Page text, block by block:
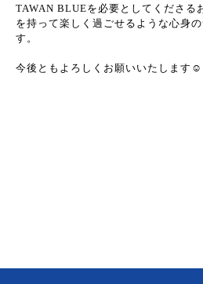
TAWAN BLUEを必要としてくださる
を持って楽しく過ごせるような心身
す。
今後ともよろしくお願いいたします☺️